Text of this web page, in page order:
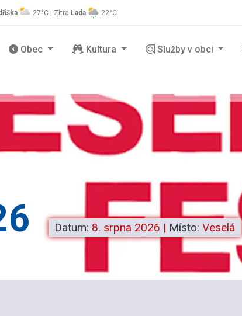
27°C | Zítra Lada 22°C
Obec Kultura Služby v obci
Datum: 8. srpna 2026 | Místo: Veselá